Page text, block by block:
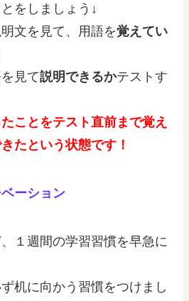
をしましょう↓
文を見て、用語を覚えてい
見て説明できるかテストす
ことをテスト直前まで覚え
たという状態です！
ーション
１週間の学習習慣を早急に
机に向かう習慣をつけまし